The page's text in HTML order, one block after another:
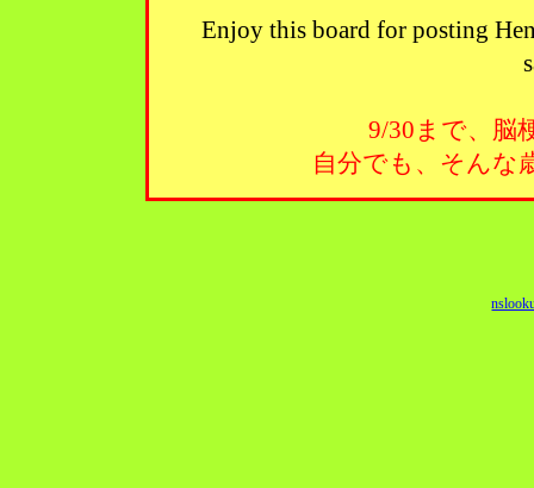
Enjoy this board for posting
9/30まで、脳
自分でも、そんな